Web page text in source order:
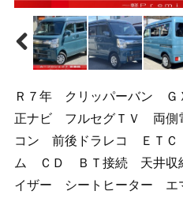
Ｒ７年 クリッパーバン
正ナビ フルセグＴＶ 両側
コン 前後ドラレコ ＥＴＣ
ム ＣＤ ＢＴ接続 天井収
イザー シートヒーター エ